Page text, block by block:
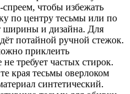
чтобы избежать
по центру тесьмы или по
ширины и дизайна. Для
потайной ручной стежок.
приклеить
требует частых стирок.
края тесьмы оверлоком
синтетический.